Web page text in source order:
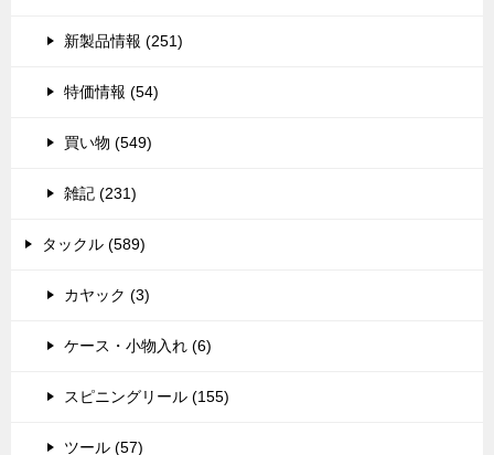
新製品情報 (251)
特価情報 (54)
買い物 (549)
雑記 (231)
タックル (589)
カヤック (3)
ケース・小物入れ (6)
スピニングリール (155)
ツール (57)